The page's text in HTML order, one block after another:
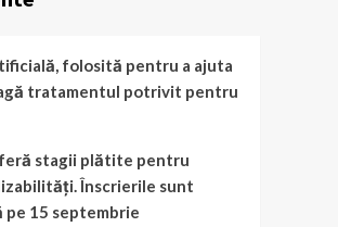
folosită pentru a ajuta
tratamentul potrivit pentru
stagii plătite pentru
Înscrierile sunt
pe 15 septembrie